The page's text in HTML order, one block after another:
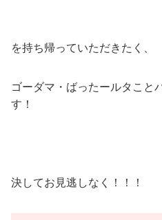
を持ち帰っていただきたく、
ゴーダマ・ばったールタこと
す！
決してお見逃しなく！！！